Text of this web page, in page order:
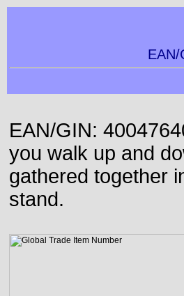
EAN/GIN:
you walk up and
gathered together
stand.